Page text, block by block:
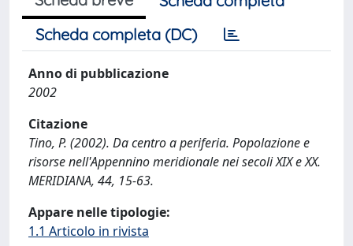
Scheda completa (DC)
Anno di pubblicazione
2002
Citazione
Tino, P. (2002). Da centro a periferia. Popolazione e
risorse nell'Appennino meridionale nei secoli XIX e XX.
MERIDIANA, 44, 15-63.
Appare nelle tipologie:
1.1 Articolo in rivista